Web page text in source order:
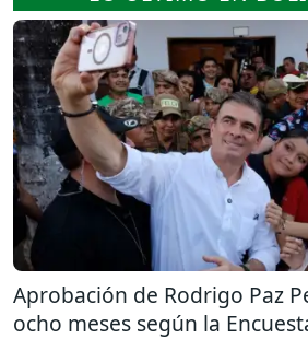
Aprobación de Rodrigo Paz
ocho meses según la